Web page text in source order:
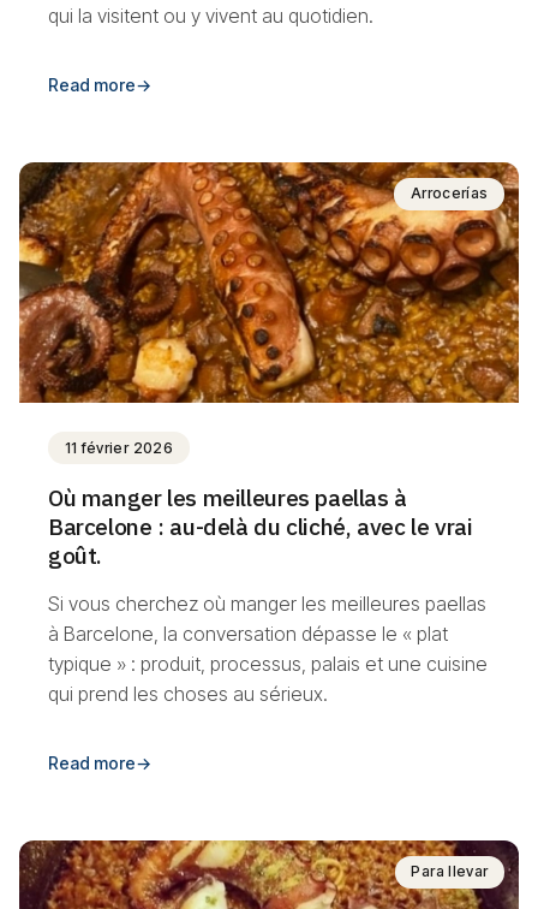
qui la visitent ou y vivent au quotidien.
Read more→
Arrocerías
11 février 2026
Où manger les meilleures paellas à
Barcelone : au-delà du cliché, avec le vrai
goût.
Si vous cherchez où manger les meilleures paellas
à Barcelone, la conversation dépasse le « plat
typique » : produit, processus, palais et une cuisine
qui prend les choses au sérieux.
Read more→
Para llevar